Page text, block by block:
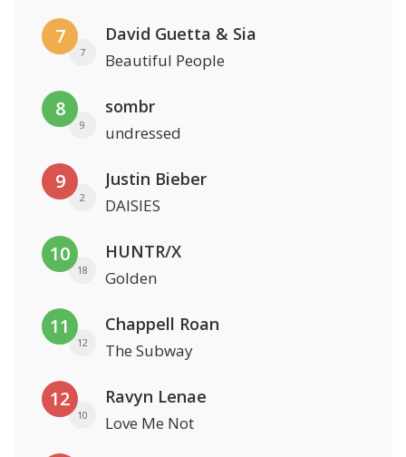
7
7
David Guetta & Sia
Beautiful People
8
9
sombr
undressed
9
2
Justin Bieber
DAISIES
10
18
HUNTR/X
Golden
11
12
Chappell Roan
The Subway
12
10
Ravyn Lenae
Love Me Not